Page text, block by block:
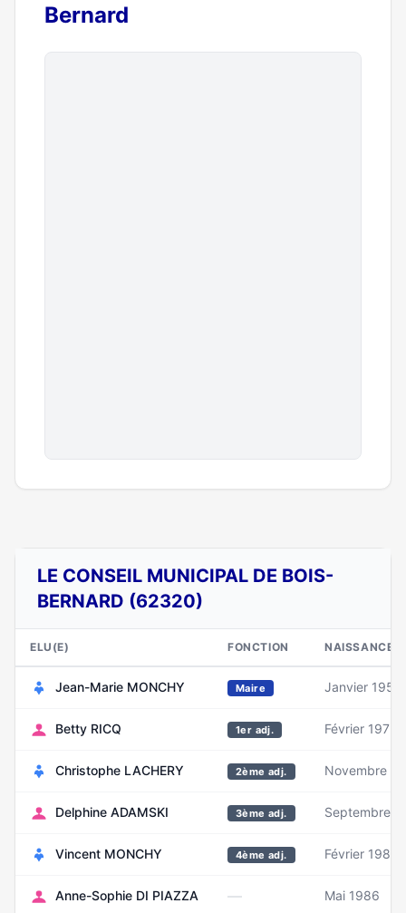
Bernard
LE CONSEIL MUNICIPAL DE BOIS-
BERNARD (62320)
ELU(E) FONCTION NAISSANCE
Jean-Marie MONCHY Maire Janvier 1959
Betty RICQ 1er adj. Février 1975
Christophe LACHERY 2ème adj. Novembre
Delphine ADAMSKI 3ème adj. Septembre
Vincent MONCHY 4ème adj. Février 1983
Anne-Sophie DI PIAZZA — Mai 1986